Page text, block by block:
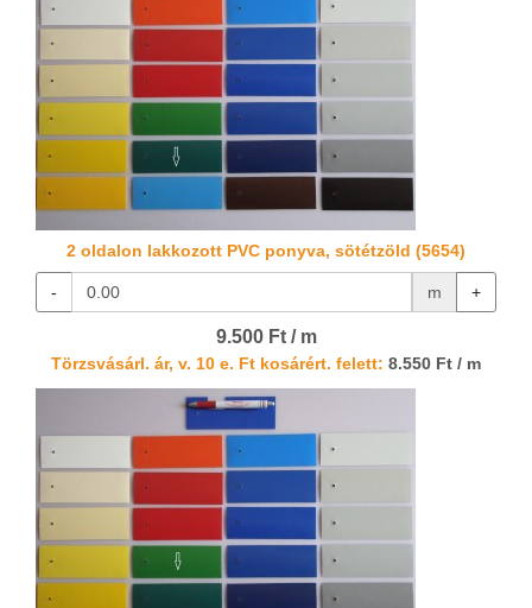
2 oldalon lakkozott PVC ponyva, sötétzöld (5654)
- m +
9.500 Ft / m
Törzsvásárl. ár, v. 10 e. Ft kosárért. felett: 8.550 Ft / m